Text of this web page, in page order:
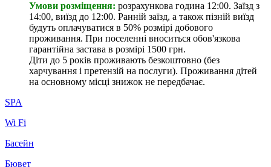
Умови розміщення: розрахункова година 12:00. Заїзд з
14:00, виїзд до 12:00. Ранній заїзд, а також пізній виїзд
будуть оплачуватися в 50% розмірі добового
проживання. При поселенні вноситься обов'язкова
гарантійна застава в розмірі 1500 грн.
Діти до 5 років проживають безкоштовно (без
харчування і претензій на послуги). Проживання дітей
на основному місці знижок не передбачає.
SPA
Wi Fi
Басейн
Бювет